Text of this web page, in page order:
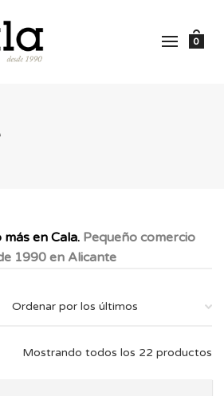
0
en Cala. Pequeño comercio
1990 en Alicante
Mostrando todos los 22 productos